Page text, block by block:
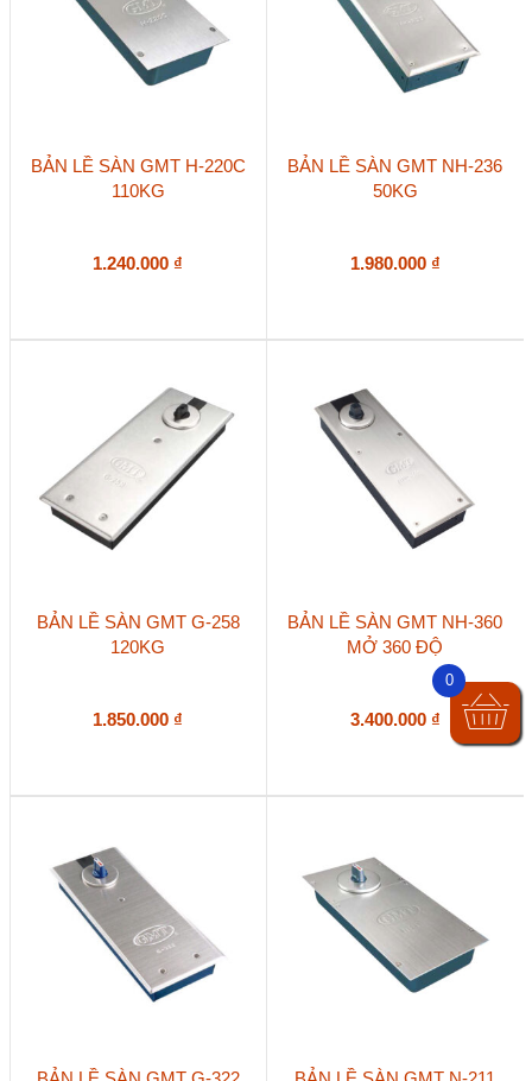
BẢN LỀ SÀN GMT H-220C
110KG
1.240.000 ₫
BẢN LỀ SÀN GMT NH-236
50KG
1.980.000 ₫
BẢN LỀ SÀN GMT G-258
120KG
1.850.000 ₫
BẢN LỀ SÀN GMT NH-360
MỞ 360 ĐỘ
3.400.000 ₫
0